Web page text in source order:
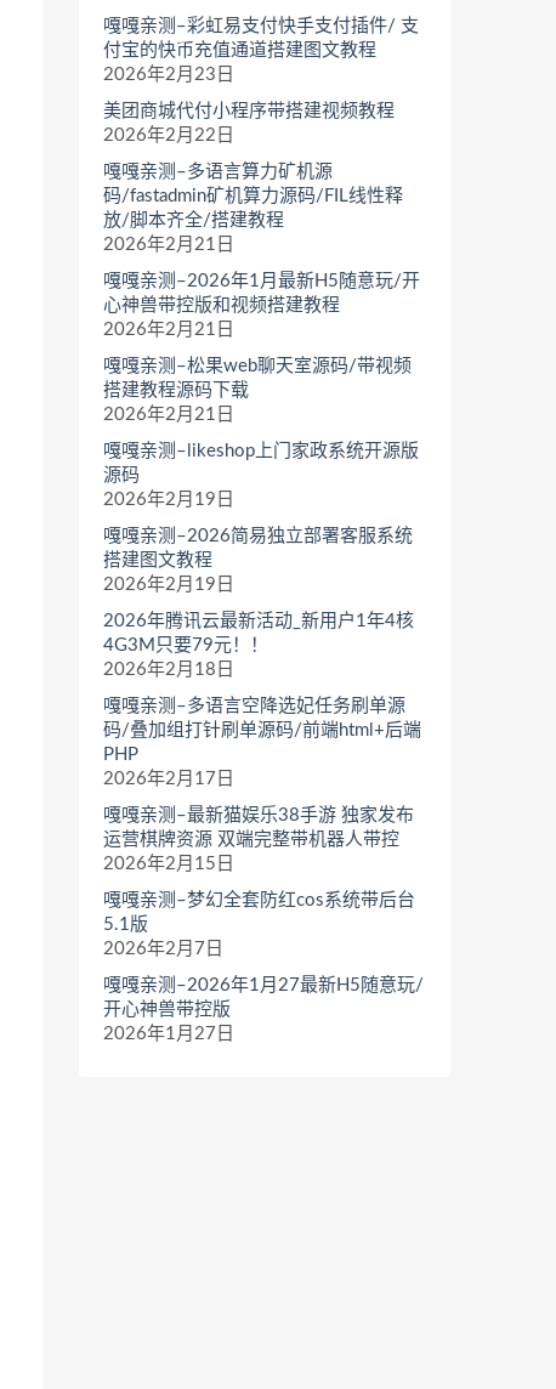
嘎嘎亲测–彩虹易支付快手支付插件/ 支
付宝的快币充值通道搭建图文教程
2026年2月23日
美团商城代付小程序带搭建视频教程
2026年2月22日
嘎嘎亲测–多语言算力矿机源
码/fastadmin矿机算力源码/FIL线性释
放/脚本齐全/搭建教程
2026年2月21日
嘎嘎亲测–2026年1月最新H5随意玩/开
心神兽带控版和视频搭建教程
2026年2月21日
嘎嘎亲测–松果web聊天室源码/带视频
搭建教程源码下载
2026年2月21日
嘎嘎亲测–likeshop上门家政系统开源版
源码
2026年2月19日
嘎嘎亲测–2026简易独立部署客服系统
搭建图文教程
2026年2月19日
2026年腾讯云最新活动_新用户1年4核
4G3M只要79元！！
2026年2月18日
嘎嘎亲测–多语言空降选妃任务刷单源
码/叠加组打针刷单源码/前端html+后端
PHP
2026年2月17日
嘎嘎亲测–最新猫娱乐38手游 独家发布
运营棋牌资源 双端完整带机器人带控
2026年2月15日
嘎嘎亲测–梦幻全套防红cos系统带后台
5.1版
2026年2月7日
嘎嘎亲测–2026年1月27最新H5随意玩/
开心神兽带控版
2026年1月27日